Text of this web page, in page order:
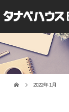
2022年 1月